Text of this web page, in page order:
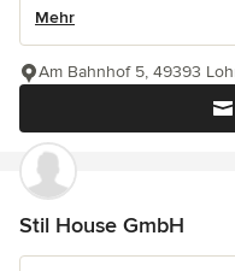
Mehr
Am Bahnhof 5, 49393
Stil House GmbH